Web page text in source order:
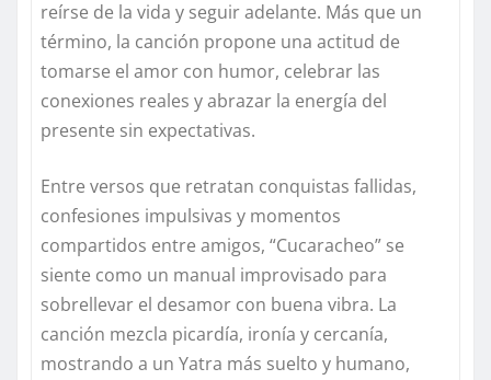
reírse de la vida y seguir adelante. Más que un
término, la canción propone una actitud de
tomarse el amor con humor, celebrar las
conexiones reales y abrazar la energía del
presente sin expectativas.
Entre versos que retratan conquistas fallidas,
confesiones impulsivas y momentos
compartidos entre amigos, “Cucaracheo” se
siente como un manual improvisado para
sobrellevar el desamor con buena vibra. La
canción mezcla picardía, ironía y cercanía,
mostrando a un Yatra más suelto y humano,